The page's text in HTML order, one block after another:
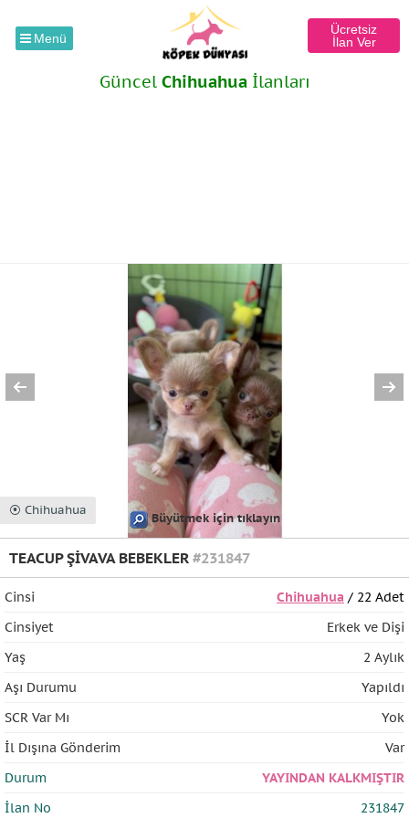
Menü
Ücretsiz
İlan Ver
Güncel Chihuahuaİlanları
⦿ Chihuahua
Büyütmek için tıklayın
TEACUP ŞİVAVA BEBEKLER #231847
Cinsi Chihuahua / 22 Adet
Cinsiyet
Erkek ve Dişi
Yaş
2 Aylık
Aşı Durumu
Yapıldı
SCR Var Mı
Yok
İl Dışına Gönderim
Var
Durum
YAYINDAN KALKMIŞTIR
İlan No
231847